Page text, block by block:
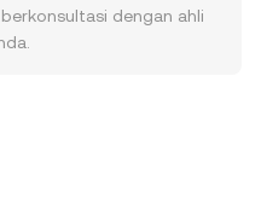
dengan ahli